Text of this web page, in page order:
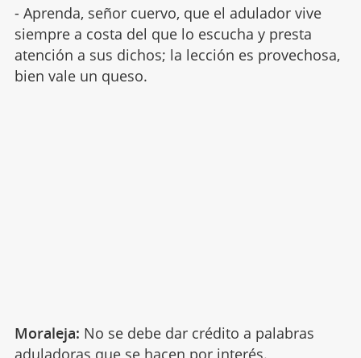
- Aprenda, señor cuervo, que el adulador vive
siempre a costa del que lo escucha y presta
atención a sus dichos; la lección es provechosa,
bien vale un queso.
Moraleja: No se debe dar crédito a palabras
aduladoras que se hacen por interés.